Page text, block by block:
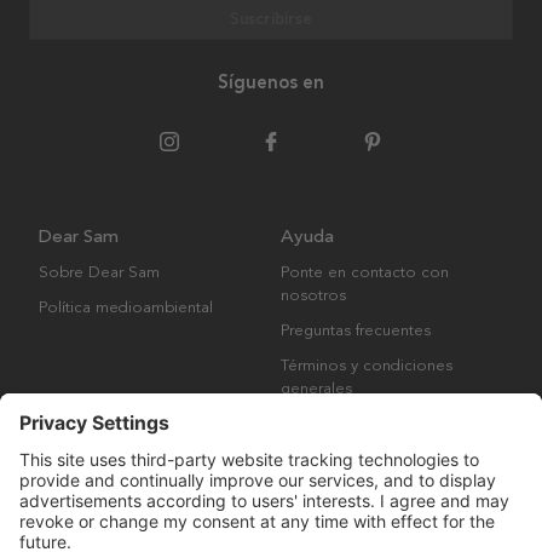
Síguenos en
Dear Sam
Sobre Dear Sam
Política medioambiental
Ayuda
Ponte en contacto con
nosotros
Preguntas frecuentes
Términos y condiciones
generales
Derechos de autor © Many Brands AB 2023. Todos los derechos